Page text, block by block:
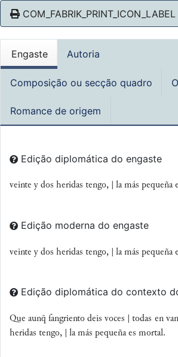
COM_FABRIK_PRINT_ICON_LABEL
Engaste Autoria
Composição ou secção quadro
Romance de origem
Edição diplomática do engaste
veinte y dos heridas tengo, | la más pequeña
Edição moderna do engaste
veinte y dos heridas tengo, | la más pequeña
Edição diplomática do contexto
Que aun ſangriento deis voces | todas en
heridas tengo, | la más pequeña es mortal.